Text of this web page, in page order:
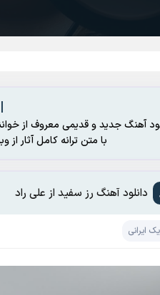
آهنگ جدید و قدیمی معروف از
با متن ترانه کامل آثار از وبسایت ملودیکده به همراه پخش آنلاین
دانلود آهنگ رز سفید از علی راد
ایرانی